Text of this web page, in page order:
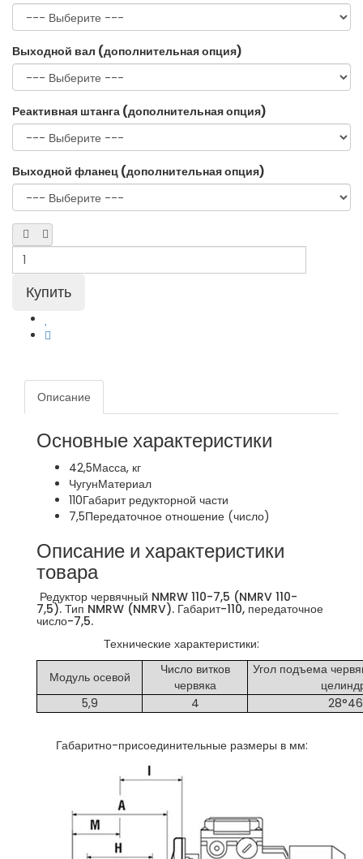
Выходной вал (дополнительная опция)
Реактивная штанга (дополнительная опция)
Выходной фланец (дополнительная опция)
Описание
Основные характеристики
42,5Масса, кг
ЧугунМатериал
110Габарит редукторной части
7,5Передаточное отношение (число)
Описание и характеристики
товара
Редуктор червячный NMRW 110-7,5 (NMRV 110-
7,5). Тип NMRW (NMRV). Габарит-110, передаточное
число-7,5.
Технические характеристики:
Модуль осевой
Число витков
червяка
Угол подъема
5,9
4
Габаритно-присоединительные размеры в мм: